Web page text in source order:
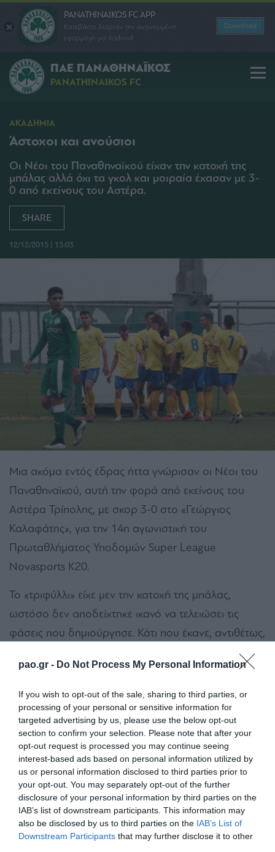
pao.gr - Do Not Process My Personal Information
If you wish to opt-out of the sale, sharing to third parties, or
processing of your personal or sensitive information for
targeted advertising by us, please use the below opt-out
section to confirm your selection. Please note that after your
opt-out request is processed you may continue seeing
interest-based ads based on personal information utilized by
us or personal information disclosed to third parties prior to
your opt-out. You may separately opt-out of the further
disclosure of your personal information by third parties on the
IAB’s list of downstream participants. This information may
also be disclosed by us to third parties on the IAB’s List of
Downstream Participants that may further disclose it to other
PANATHINAIKOS FC APP
Κατεβάστε δωρεάν την ανανεωμένη
εφαρμογή για Android
Download
ΠΑΕ ΠΑΝΑΘΗΝΑΪΚΟΣ
PANATHINAIKOS FC
ΑΚΑΔΗΜΙΑ
Άστοχοι και ανούσιοι
Οι Νέοι του Παναθηναϊκού είχαν την κατοχή της
μπάλας αλλά όχι τα γκολ και μοιραία έχασαν με 3-
0 από εκείνους του Αστέρα.
SHARE
12/12/2015 | 13:03
Μια ακόμα εντός έδρας ήττα γνώρισαν οι Νέοι του
Παναθηναϊκού, αυτή την φορά από εκείνους του
Αστέρα Τρίπολης, με σκορ 3-0 στο «Γεώργιος
Καλαφάτης», για την 14η αγωνιστική του
Πρωταθλήματος Υποδομών Super League
Novasports K20.
Το «τριφύλλι» είχε μεν την κατοχή της μπάλας,
ωστόσο δεν αποδείχτηκε ικανό να τελειώσει τις
φάσεις που δημιούργησε. Κάτι που έκανε, αντιθέτως,
ο αντίπαλος του, με αποτέλεσμα να κερδίσει τους
τρεις βαθμούς.
Συγκεκριμένα, οι Αρκάδες άνοιξαν το σκορ στο 40ο
λεπτό, με πολύ όμορφη απευθείας εκτέλεση φάουλ
του Ντε Μπλάσις, ο οποίος πέρασε την μπάλα πάνω
από το τοίχος και την έστειλε στη δεξιά γωνία του
Κότσαρη, με την βοήθεια και του δοκαριού…
Στην επανάληψη, το… σκηνικό δεν άλλαξε, ούτε και
μετά την διπλή αλλαγή του Βαγγέλη Σάμιου, ο
οποίος προκειμένου να ενισχύσει την ομάδα του